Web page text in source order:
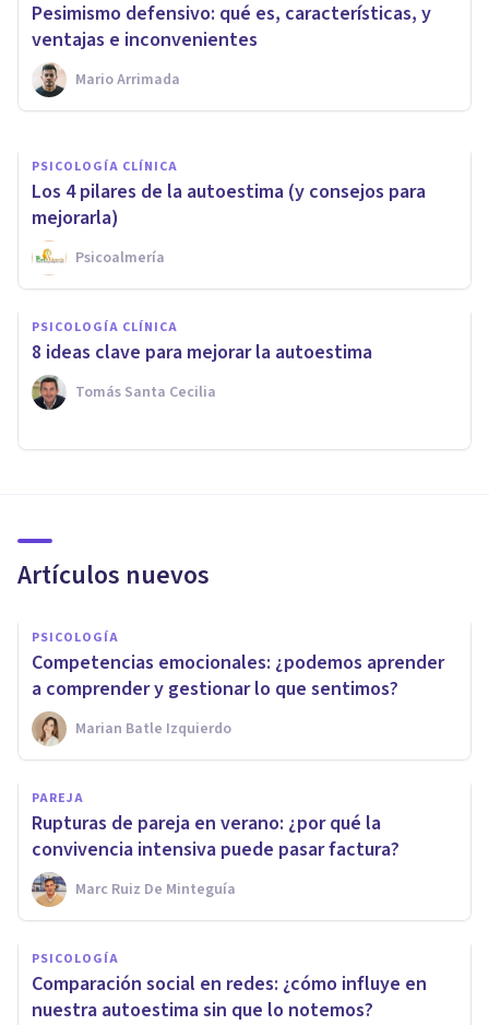
Pesimismo defensivo: qué es, características, y
ventajas e inconvenientes
Mario Arrimada
más allá de los estigmas
Psicología Y Mente
PSICOLOGÍA CLÍNICA
Los 4 pilares de la autoestima (y consejos para
mejorarla)
Psicoalmería
PSICOLOGÍA CLÍNICA
8 ideas clave para mejorar la autoestima
Tomás Santa Cecilia
Artículos nuevos
PSICOLOGÍA
Competencias emocionales: ¿podemos aprender
a comprender y gestionar lo que sentimos?
Marian Batle Izquierdo
PAREJA
Rupturas de pareja en verano: ¿por qué la
convivencia intensiva puede pasar factura?
Marc Ruiz De Minteguía
PSICOLOGÍA
Comparación social en redes: ¿cómo influye en
nuestra autoestima sin que lo notemos?